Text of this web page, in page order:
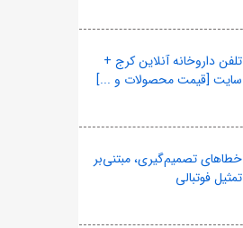
تلفن داروخانه آنلاین کرج +
سایت [قیمت محصولات و ...]
خطاهای تصمیم‌گیری، مبتنی‌بر
تمثیل فوتبالی